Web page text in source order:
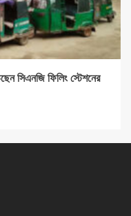
সিএনজি ফিলিং স্টেশনের